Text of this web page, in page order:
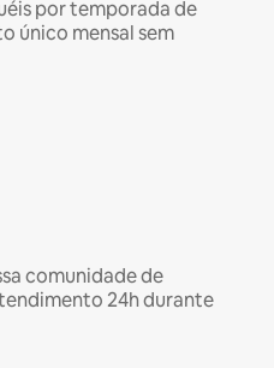
por temporada de
único mensal sem
comunidade de
24h durante